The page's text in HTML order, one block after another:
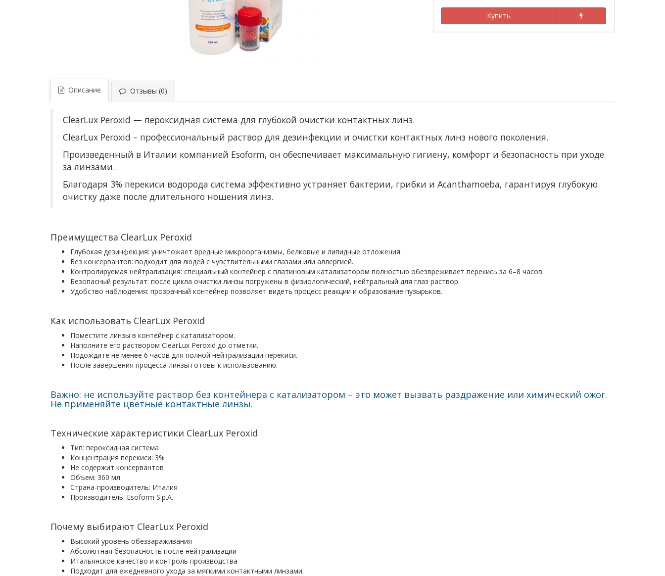
Купить
Описание Отзывы (0)
ClearLux Peroxid — пероксидная система для глубокой очистки контактных линз.
ClearLux Peroxid – профессиональный раствор для дезинфекции и очистки контактных линз нового поколения.
Произведенный в Италии компанией Esoform, он обеспечивает максимальную гигиену, комфорт и безопасность при уходе
за линзами.
Благодаря 3% перекиси водорода система эффективно устраняет бактерии, грибки и Acanthamoeba, гарантируя глубокую
очистку даже после длительного ношения линз.
Преимущества ClearLux Peroxid
Глубокая дезинфекция: уничтожает вредные микроорганизмы, белковые и липидные отложения.
Без консервантов: подходит для людей с чувствительными глазами или аллергией.
Контролируемая нейтрализация: специальный контейнер с платиновым катализатором полностью обезвреживает перекись за 6–8 часов.
Безопасный результат: после цикла очистки линзы погружены в физиологический, нейтральный для глаз раствор.
Удобство наблюдения: прозрачный контейнер позволяет видеть процесс реакции и образование пузырьков.
Как использовать ClearLux Peroxid
Поместите линзы в контейнер с катализатором.
Наполните его раствором ClearLux Peroxid до отметки.
Подождите не менее 6 часов для полной нейтрализации перекиси.
После завершения процесса линзы готовы к использованию.
Важно: не используйте раствор без контейнера с катализатором – это может вызвать раздражение или химический ожог.
Не применяйте цветные контактные линзы.
Технические характеристики ClearLux Peroxid
Тип: пероксидная система
Концентрация перекиси: 3%
Не содержит консервантов
Объем: 360 мл
Страна-производитель: Италия
Производитель: Esoform S.p.A.
Почему выбирают ClearLux Peroxid
Высокий уровень обеззараживания
Абсолютная безопасность после нейтрализации
Итальянское качество и контроль производства
Подходит для ежедневного ухода за мягкими контактными линзами.